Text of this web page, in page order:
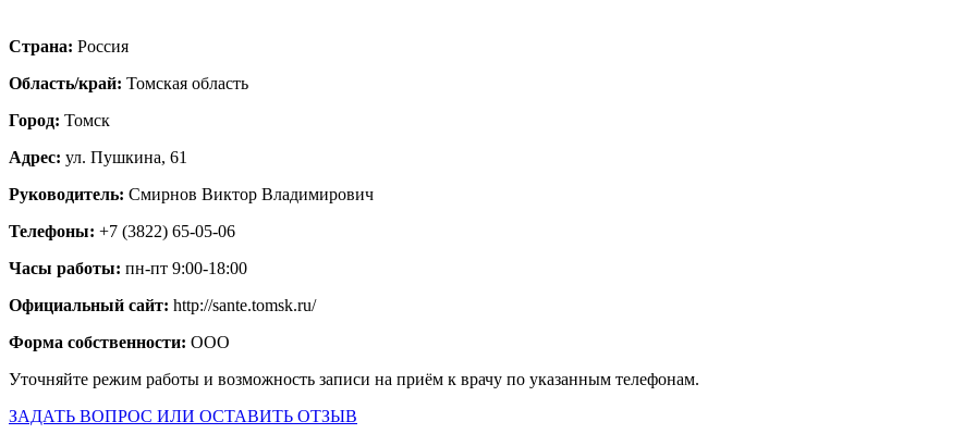
Страна: Россия
Область/край: Томская область
Город: Томск
Адрес: ул. Пушкина, 61
Руководитель: Смирнов Виктор Владимирович
Телефоны: +7 (3822) 65-05-06
Часы работы: пн-пт 9:00-18:00
Официальный сайт: http://sante.tomsk.ru/
Форма собственности: ООО
Уточняйте режим работы и возможность записи на приём к врачу по указанным телефонам.
ЗАДАТЬ ВОПРОС ИЛИ ОСТАВИТЬ ОТЗЫВ